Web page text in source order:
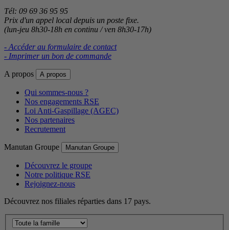
Tél: 09 69 36 95 95
Prix d'un appel local depuis un poste fixe.
(lun-jeu 8h30-18h en continu / ven 8h30-17h)
- Accéder au formulaire de contact
- Imprimer un bon de commande
A propos A propos
Qui sommes-nous ?
Nos engagements RSE
Loi Anti-Gaspillage (AGEC)
Nos partenaires
Recrutement
Manutan Groupe Manutan Groupe
Découvrez le groupe
Notre politique RSE
Rejoignez-nous
Découvrez nos filiales réparties dans 17 pays.